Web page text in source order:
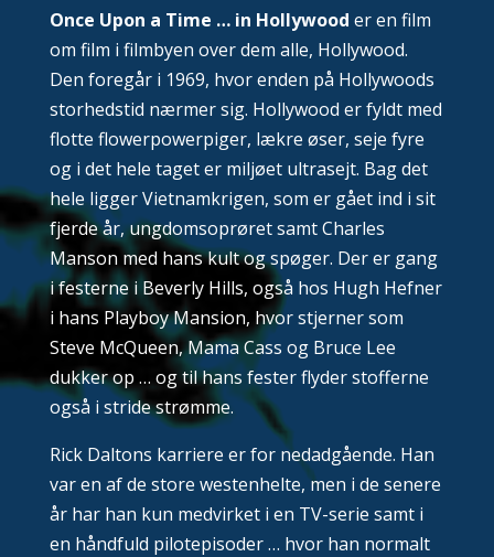
Once Upon a Time … in Hollywood er en film
om film i filmbyen over dem alle, Hollywood.
Den foregår i 1969, hvor enden på Hollywoods
storhedstid nærmer sig. Hollywood er fyldt med
flotte flowerpowerpiger, lækre øser, seje fyre
og i det hele taget er miljøet ultrasejt. Bag det
hele ligger Vietnamkrigen, som er gået ind i sit
fjerde år, ungdomsoprøret samt Charles
Manson med hans kult og spøger. Der er gang
i festerne i Beverly Hills, også hos Hugh Hefner
i hans Playboy Mansion, hvor stjerner som
Steve McQueen, Mama Cass og Bruce Lee
dukker op … og til hans fester flyder stofferne
også i stride strømme.
Rick Daltons karriere er for nedadgående. Han
var en af de store westenhelte, men i de senere
år har han kun medvirket i en TV-serie samt i
en håndfuld pilotepisoder … hvor han normalt